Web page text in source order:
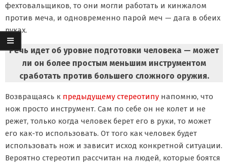
фехтовальщиков, то они могли работать и кинжалом
против меча, и одновременно парой меч — дага в обеих
руках.
Речь идет об уровне подготовки человека — может
ли он более простым меньшим инструментом
сработать против большего сложного оружия.
Возвращаясь к предыдущему стереотипу напомню, что
нож просто инструмент. Сам по себе он не колет и не
режет, только когда человек берет его в руки, то может
его как-то использовать. От того как человек будет
использовать нож и зависит исход конкретной ситуации.
Вероятно стереотип рассчитан на людей, которые боятся